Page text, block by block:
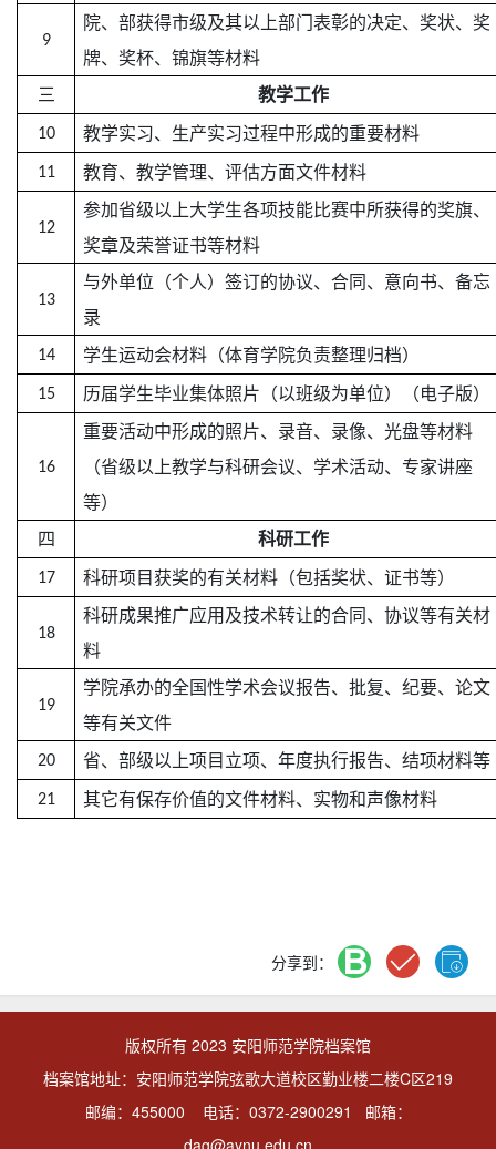
9
院、部获得市级及其以上部门表彰的决定、奖状、奖
牌、奖杯、锦旗等材料
三
教学工作
10 教学实习、生产实习过程中形成的重要材料
11 教育、教学管理、评估方面文件材料
12
参加省级以上大学生各项技能比赛中所获得的奖旗、
奖章及荣誉证书等材料
13
与外单位（个人）签订的协议、合同、意向书、备忘
录
14 学生运动会材料（体育学院负责整理归档）
15 历届学生毕业集体照片（以班级为单位）（电子版）
16
重要活动中形成的照片、录音、录像、光盘等材料
（省级以上教学与科研会议、学术活动、专家讲座
等）
四
科研工作
17 科研项目获奖的有关材料（包括奖状、证书等）
18
科研成果推广应用及技术转让的合同、协议等有关材
料
19
学院承办的全国性学术会议报告、批复、纪要、论文
等有关文件
20 省、部级以上项目立项、年度执行报告、结项材料等
21 其它有保存价值的文件材料、实物和声像材料
分享到：
版权所有 2023 安阳师范学院档案馆
档案馆地址：安阳师范学院弦歌大道校区勤业楼二楼C区219
邮编：455000 电话：0372-2900291 邮箱：
dag@aynu.edu.cn